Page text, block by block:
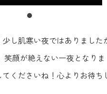
し肌寒い夜ではありまし
顔が絶えない一夜となり
くださいね！心よりお待ち